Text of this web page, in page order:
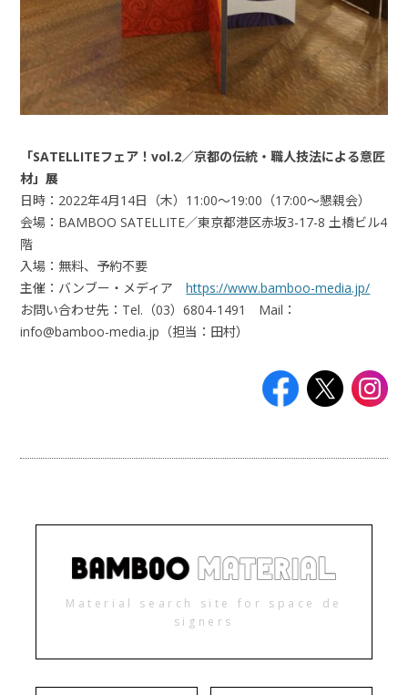
「SATELLITEフェア！vol.2／京都の伝統・職人技法による意匠
材」展
日時：2022年4月14日（木）11:00〜19:00（17:00～懇親会）
会場：BAMBOO SATELLITE／東京都港区赤坂3-17-8 土橋ビル4
階
入場：無料、予約不要
主催：バンブー・メディアhttps://www.bamboo-media.jp/
お問い合わせ先：Tel.（03）6804-1491 Mail：
info@bamboo-media.jp（担当：田村）
Material search site for space de
signers